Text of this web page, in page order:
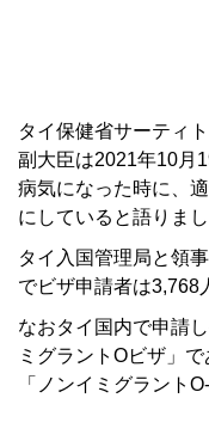
タイ保健省サーティ
副大臣は2021年10月
病気になった時に、
にしていると語りまし
タイ入国管理局と領
でビザ申請者は3,768
なおタイ国内で申請
ミグラントOビザ」
「ノンイミグラント